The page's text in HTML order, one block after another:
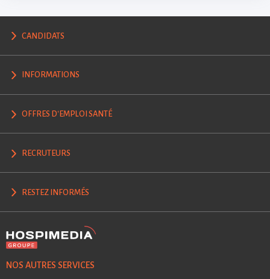
CANDIDATS
INFORMATIONS
OFFRES D'EMPLOI SANTÉ
RECRUTEURS
RESTEZ INFORMÉS
NOS AUTRES SERVICES